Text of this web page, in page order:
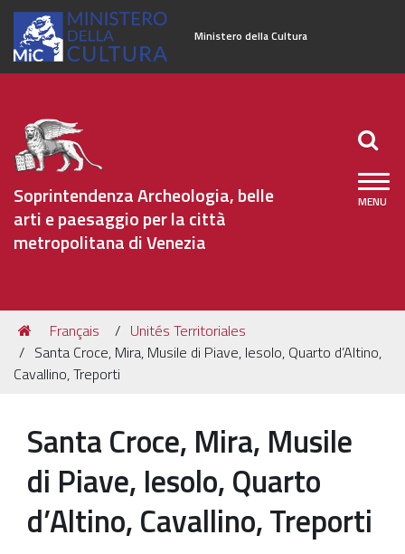
Ministero della Cultura
Soprintendenza Archeologia, belle
arti e paesaggio per la città
metropolitana di Venezia
Sezioni
Français
Tu
sei
qui:
Français
Unités Territoriales
Santa Croce, Mira, Musile di Piave, Iesolo, Quarto d’Altino,
Cavallino, Treporti
Santa Croce, Mira, Musile
di Piave, Iesolo, Quarto
d’Altino, Cavallino, Treporti